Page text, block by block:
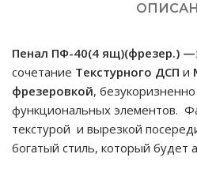
Пенал ПФ-40(4 ящ)(фрезер.) —
сочетание Текстурного ДСП и
фрезеровкой,
функциональных элементов.
текстурой и вырезкой
богатый стиль, который будет